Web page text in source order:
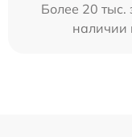
Более 20 тыс.
наличии